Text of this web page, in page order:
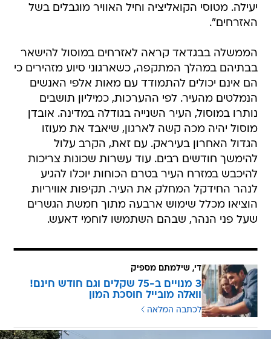
יעילה. מטוסי הקואליציה וחיל האוויר מוגבלים בשל
האזרחים".
הממשלה בבגדאד קראה לאזרחים במוסול להישאר
בבתיהם במהלך המתקפה, כשארגוני סיוע מזהירים כי
הם אינם יכולים להתמודד עם מאות אלפי האנשים
הנמלטים מהעיר. לפי ההערכות, כמיליון תושבים
נותרו במוסול, העיר השנייה בגודלה במדינה. אובדן
מוסול יהיה מכה קשה לארגון, שיאבד את מעוזו
הגדול האחרון בעיראק. עם זאת, הקרב עלול
להימשך חודשים רבים. עוד עשרות שכונות צריכות
להיכבש במזרח העיר בטרם הכוחות יוכלו להגיע
לנהר החידקל המחלק את העיר. תקיפות אוויריות
הוציאו מכלל שימוש ארבעה מתוך חמשת הגשרים
שעל פני הנהר, שבהם השתמשו לוחמי דאעש.
די, שילמתם מספיק
3 מנויים ב-75 שקלים וגם חודש חינם!
וואלה מובייל חוסכת המון
לכתבה המלאה